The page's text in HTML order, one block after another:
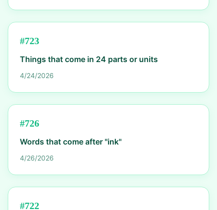
#723
Things that come in 24 parts or units
4/24/2026
#726
Words that come after "ink"
4/26/2026
#722